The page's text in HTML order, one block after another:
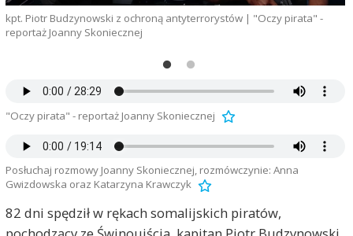
kpt. Piotr Budzynowski z ochroną antyterrorystów | "Oczy pirata" -
reportaż Joanny Skoniecznej
"Oczy pirata" - reportaż Joanny Skoniecznej
Posłuchaj rozmowy Joanny Skoniecznej, rozmówczynie: Anna
Gwizdowska oraz Katarzyna Krawczyk
82 dni spędził w rękach somalijskich piratów,